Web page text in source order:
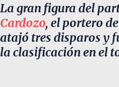
La gran figura del
Cardozo, el portero
atajó tres disparos y
la clasificación en el